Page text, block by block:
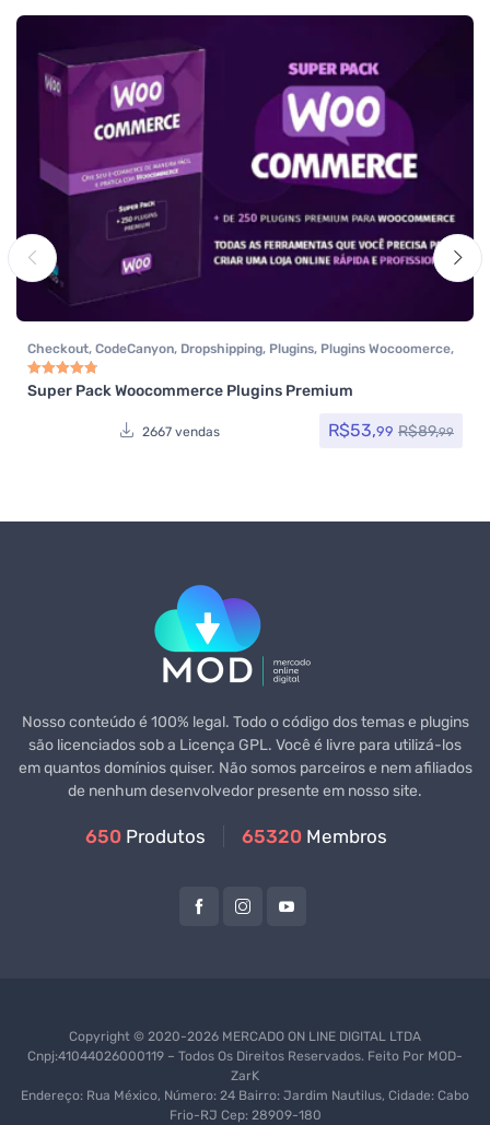
Checkout, CodeCanyon, Dropshipping, Plugins, Plugins Wocoomerce,
Todos os itens
Avaliação
Super Pack Woocommerce Plugins Premium
2667 vendas R$53,99 R$89,99
Nosso conteúdo é 100% legal. Todo o código dos temas e plugins
são licenciados sob a Licença GPL. Você é livre para utilizá-los
em quantos domínios quiser. Não somos parceiros e nem afiliados
de nenhum desenvolvedor presente em nosso site.
650 Produtos 65320 Membros
Copyright © 2020-2026 MERCADO ON LINE DIGITAL LTDA
Cnpj:41044026000119 – Todos Os Direitos Reservados. Feito Por MOD-
ZarK
Endereço: Rua México, Número: 24 Bairro: Jardim Nautilus, Cidade: Cabo
Frio-RJ Cep: 28909-180